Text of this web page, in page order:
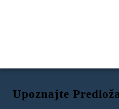
Upoznajte